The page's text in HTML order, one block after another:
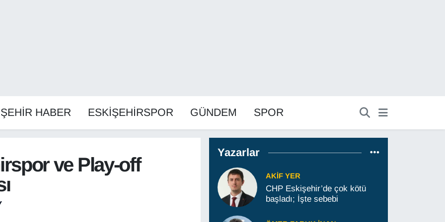
HABER ESKİŞEHİRSPOR GÜNDEM SPOR
ve Play-off
Yazarlar
AKIF YER
CHP Eskişehir’de çok kötü
başladı; İşte sebebi